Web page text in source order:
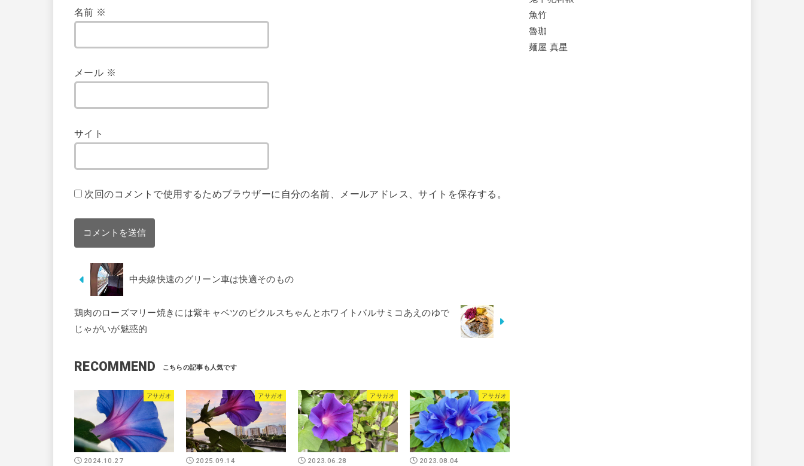
名前 ※
メール ※
サイト
次回のコメントで使用するためブラウザーに自分の名前、メールアドレス、サイトを保存する。
中央線快速のグリーン車は快適そのもの
鶏肉のローズマリー焼きには紫キャベツのピクルスちゃんとホワイトバルサミコあえのゆで
じゃがいが魅惑的
RECOMMEND
アサガオ
2024.10.27
アサガオ
2025.09.14
アサガオ
2023.06.28
アサガオ
2023.08.04
魚竹
魯珈
麺屋 真星